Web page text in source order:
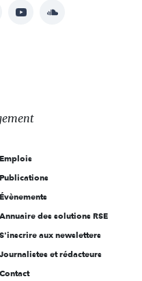
YouTubeSoundcloud
Emplois
Publications
Évènements
Annuaire des solutions RSE
S'inscrire aux newsletters
Journalistes et rédacteurs
Contact